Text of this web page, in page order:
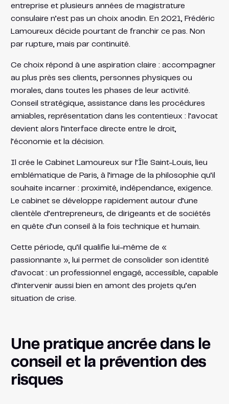
entreprise et plusieurs années de magistrature
consulaire n’est pas un choix anodin. En 2021, Frédéric
Lamoureux décide pourtant de franchir ce pas. Non
par rupture, mais par continuité.
Ce choix répond à une aspiration claire : accompagner
au plus près ses clients, personnes physiques ou
morales, dans toutes les phases de leur activité.
Conseil stratégique, assistance dans les procédures
amiables, représentation dans les contentieux : l’avocat
devient alors l’interface directe entre le droit,
l’économie et la décision.
Il crée le Cabinet Lamoureux sur l’Île Saint-Louis, lieu
emblématique de Paris, à l’image de la philosophie qu’il
souhaite incarner : proximité, indépendance, exigence.
Le cabinet se développe rapidement autour d’une
clientèle d’entrepreneurs, de dirigeants et de sociétés
en quête d’un conseil à la fois technique et humain.
Cette période, qu’il qualifie lui-même de «
passionnante », lui permet de consolider son identité
d’avocat : un professionnel engagé, accessible, capable
d’intervenir aussi bien en amont des projets qu’en
situation de crise.
Une pratique ancrée dans le
conseil et la prévention des
risques